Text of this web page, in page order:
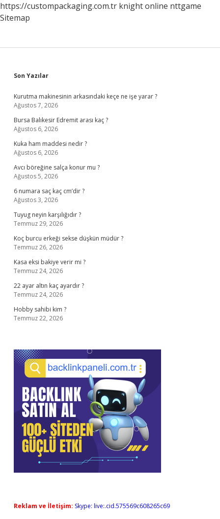
https://custompackaging.com.tr knight online nttgame
Sitemap
Sidebar
Son Yazılar
Kurutma makinesinin arkasındaki keçe ne işe yarar ?
Ağustos 7, 2026
Bursa Balıkesir Edremit arası kaç ?
Ağustos 6, 2026
Kuka ham maddesi nedir ?
Ağustos 6, 2026
Avcı böreğine salça konur mu ?
Ağustos 5, 2026
6 numara saç kaç cm’dir ?
Ağustos 3, 2026
Tuyug neyin karşılığıdır ?
Temmuz 29, 2026
Koç burcu erkeği sekse düşkün müdür ?
Temmuz 26, 2026
Kasa eksi bakiye verir mi ?
Temmuz 24, 2026
22 ayar altın kaç ayardır ?
Temmuz 24, 2026
Hobby sahibi kim ?
Temmuz 22, 2026
Reklam ve İletişim: Skype: live:.cid.575569c608265c69